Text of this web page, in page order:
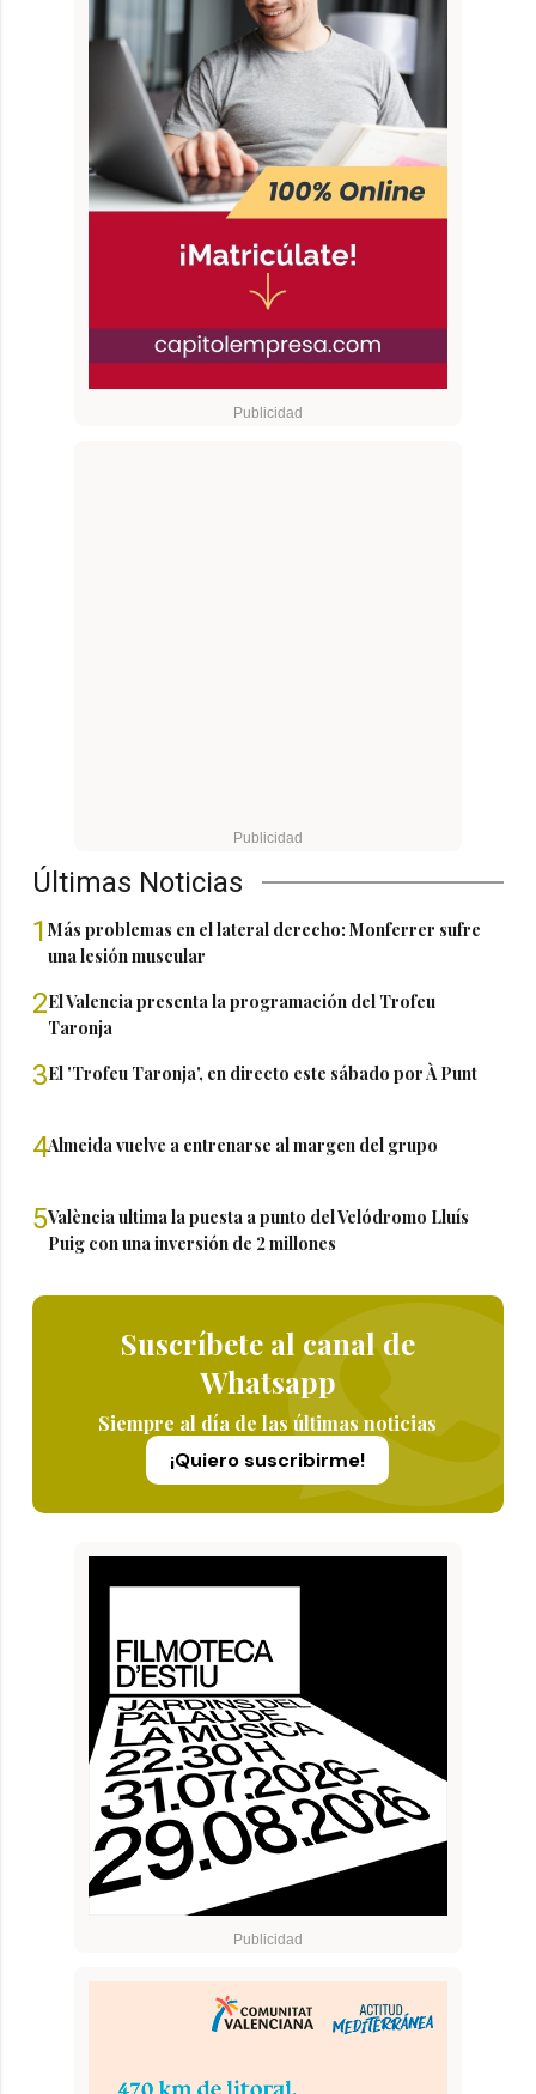
Últimas Noticias
1Más problemas en el lateral derecho: Monferrer sufre
una lesión muscular
2El Valencia presenta la programación del Trofeu
Taronja
3El 'Trofeu Taronja', en directo este sábado por À Punt
4Almeida vuelve a entrenarse al margen del grupo
5València ultima la puesta a punto del Velódromo Lluís
Puig con una inversión de 2 millones
Suscríbete al canal de
Whatsapp
Siempre al día de las últimas noticias
¡Quiero suscribirme!